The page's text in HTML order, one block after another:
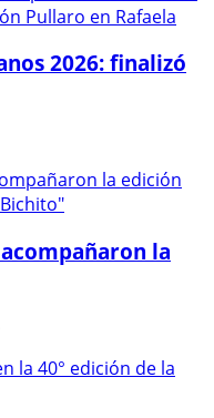
2026: finalizó
la